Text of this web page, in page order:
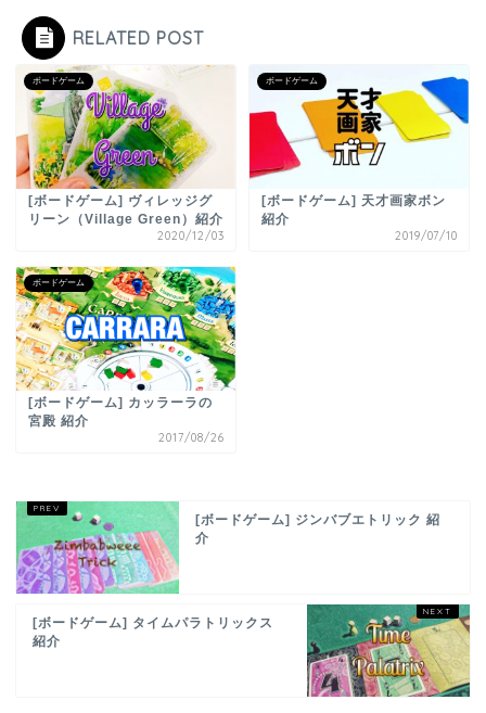
RELATED POST
ボードゲーム
[ボードゲーム] ヴィレッジグ
リーン（Village Green）紹介
2020/12/03
ボードゲーム
[ボードゲーム] 天才画家ボン
紹介
2019/07/10
ボードゲーム
[ボードゲーム] カッラーラの
宮殿 紹介
2017/08/26
[ボードゲーム] ジンバブエトリック 紹
介
[ボードゲーム] タイムパラトリックス
紹介